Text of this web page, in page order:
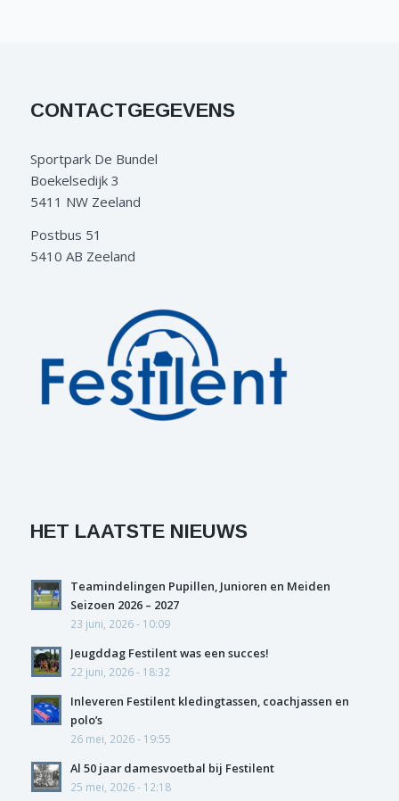
CONTACTGEGEVENS
Sportpark De Bundel
Boekelsedijk 3
5411 NW Zeeland
Postbus 51
5410 AB Zeeland
HET LAATSTE NIEUWS
Teamindelingen Pupillen, Junioren en Meiden
Seizoen 2026 – 2027
23 juni, 2026 - 10:09
Jeugddag Festilent was een succes!
22 juni, 2026 - 18:32
Inleveren Festilent kledingtassen, coachjassen en
polo’s
26 mei, 2026 - 19:55
Al 50 jaar damesvoetbal bij Festilent
25 mei, 2026 - 12:18